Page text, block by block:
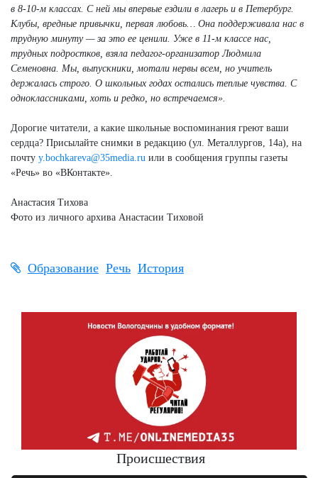
в 8-10-м классах. С ней мы впервые ездили в лагерь и в Петербург.
Клубы, вредные привычки, первая любовь… Она поддерживала нас в
трудную минуту — за это ее ценили. Уже в 11-м классе нас,
трудных подростков, взяла педагог-организатор Людмила
Семеновна. Мы, выпускники, мотали нервы всем, но учитель
держалась строго. О школьных годах остались теплые чувства. С
одноклассниками, хоть и редко, но встречаемся».
Дорогие читатели, а какие школьные воспоминания греют ваши
сердца? Присылайте снимки в редакцию (ул. Металлургов, 14а), на
почту y.bochkareva@35media.ru или в сообщения группы газеты
«Речь» во «ВКонтакте».
Анастасия Тихова
Фото из личного архива Анастасии Тиховой
Образование Речь История
Происшествия